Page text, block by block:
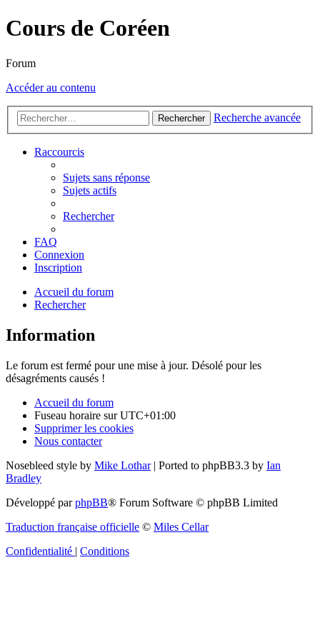
Cours de Coréen
Forum
Accéder au contenu
Rechercher Recherche avancée
Raccourcis
Sujets sans réponse
Sujets actifs
Rechercher
FAQ
Connexion
Inscription
Accueil du forum
Rechercher
Information
Le forum est fermé pour une mise à jour. Désolé pour les
désagréments causés !
Accueil du forum
Fuseau horaire surUTC+01:00
Supprimer les cookies
Nous contacter
Nosebleed style by Mike Lothar| Ported to phpBB3.3 by Ian
Bradley
Développé parphpBB® Forum Software © phpBB Limited
Traduction française officielle © Miles Cellar
Confidentialité | Conditions